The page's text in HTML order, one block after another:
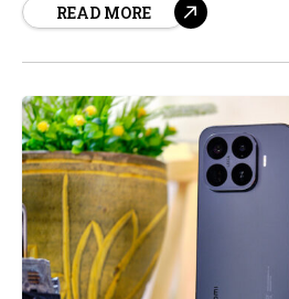
optimizado. Según fuentes, este
READ MORE